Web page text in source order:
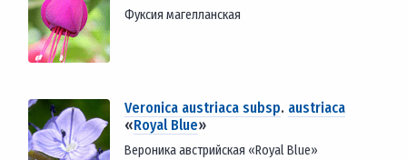
Фуксия магелланская
Veronica austriaca subsp. austriaca
«Royal Blue»
Вероника австрийская «Royal Blue»